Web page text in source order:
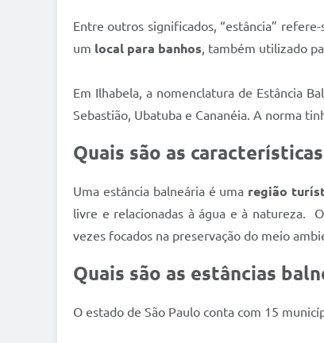
Entre outros significados, “estância”
um local para banhos, também utilizado
Em Ilhabela, a nomenclatura de Estância
Sebastião, Ubatuba e Cananéia. A norma
Quais são as
Uma estância balneária é uma região
livre e relacionadas à água e à natureza.
vezes focados na preservação do meio
Quais são as estâncias
O estado de São Paulo conta com 15